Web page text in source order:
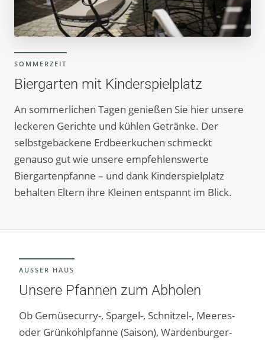
SOMMERZEIT
Biergarten mit Kinderspielplatz
An sommerlichen Tagen genießen Sie hier unsere
leckeren Gerichte und kühlen Getränke. Der
selbstgebackene Erdbeerkuchen schmeckt
genauso gut wie unsere empfehlenswerte
Biergartenpfanne – und dank Kinderspielplatz
behalten Eltern ihre Kleinen entspannt im Blick.
AUSSER HAUS
Unsere Pfannen zum Abholen
Ob Gemüsecurry-, Spargel-, Schnitzel-, Meeres-
oder Grünkohlpfanne (Saison), Wardenburger-